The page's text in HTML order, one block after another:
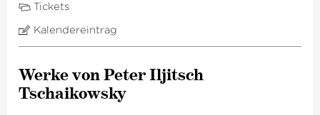
Tickets
Kalendereintrag
Werke von Peter Iljitsch
Tschaikowsky